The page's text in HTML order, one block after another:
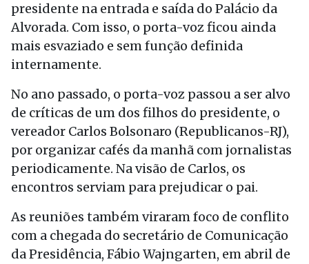
presidente na entrada e saída do Palácio da
Alvorada. Com isso, o porta-voz ficou ainda
mais esvaziado e sem função definida
internamente.
No ano passado, o porta-voz passou a ser alvo
de críticas de um dos filhos do presidente, o
vereador Carlos Bolsonaro (Republicanos-RJ),
por organizar cafés da manhã com jornalistas
periodicamente. Na visão de Carlos, os
encontros serviam para prejudicar o pai.
As reuniões também viraram foco de conflito
com a chegada do secretário de Comunicação
da Presidência, Fábio Wajngarten, em abril de